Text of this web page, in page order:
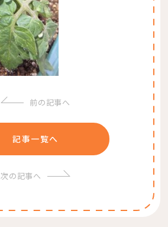
前の記事へ
記事一覧へ
次の記事へ